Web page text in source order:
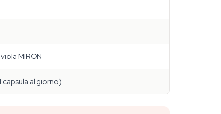
MIRON
capsula al giorno)